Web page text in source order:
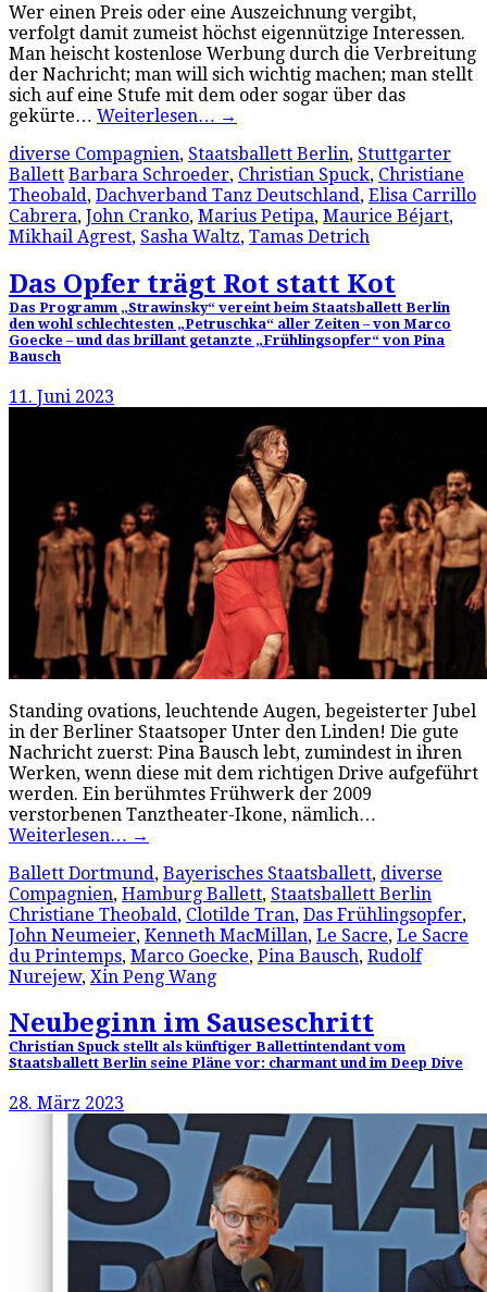
Wer einen Preis oder eine Auszeichnung vergibt,
verfolgt damit zumeist höchst eigennützige Interessen.
Man heischt kostenlose Werbung durch die Verbreitung
der Nachricht; man will sich wichtig machen; man stellt
sich auf eine Stufe mit dem oder sogar über das
gekürte… Weiterlesen… →
diverse Compagnien, Staatsballett Berlin, Stuttgarter
Ballett Barbara Schroeder, Christian Spuck, Christiane
Theobald, Dachverband Tanz Deutschland, Elisa Carrillo
Cabrera, John Cranko, Marius Petipa, Maurice Béjart,
Mikhail Agrest, Sasha Waltz, Tamas Detrich
Das Opfer trägt Rot statt Kot
Das Programm „Strawinsky“ vereint beim Staatsballett Berlin
den wohl schlechtesten „Petruschka“ aller Zeiten – von Marco
Goecke – und das brillant getanzte „Frühlingsopfer“ von Pina
Bausch
11. Juni 2023
Standing ovations, leuchtende Augen, begeisterter Jubel
in der Berliner Staatsoper Unter den Linden! Die gute
Nachricht zuerst: Pina Bausch lebt, zumindest in ihren
Werken, wenn diese mit dem richtigen Drive aufgeführt
werden. Ein berühmtes Frühwerk der 2009
verstorbenen Tanztheater-Ikone, nämlich…
Weiterlesen… →
Ballett Dortmund, Bayerisches Staatsballett, diverse
Compagnien, Hamburg Ballett, Staatsballett Berlin
Christiane Theobald, Clotilde Tran, Das Frühlingsopfer,
John Neumeier, Kenneth MacMillan, Le Sacre, Le Sacre
du Printemps, Marco Goecke, Pina Bausch, Rudolf
Nurejew, Xin Peng Wang
Neubeginn im Sauseschritt
Christian Spuck stellt als künftiger Ballettintendant vom
Staatsballett Berlin seine Pläne vor: charmant und im Deep Dive
28. März 2023